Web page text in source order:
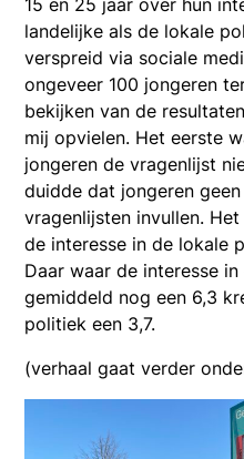
landelijke als de lokale
verspreid via sociale
ongeveer 100 jongeren
bekijken van de
mij opvielen. Het eerste
jongeren de vragenlijst
duidde dat jongeren
vragenlijsten invullen.
de interesse in de lokale
Daar waar de interesse
gemiddeld nog een 6,3
politiek een 3,7.
(verhaal gaat verder